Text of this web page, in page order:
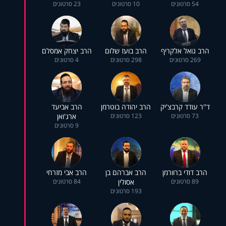
54 סרטונים 10 סרטונים 23 סרטונים
הרב גואל אלקריף
269 סרטונים
הרב בועז שלום
298 סרטונים
הרב יצחק אמסלם
4 סרטונים
ד''ר עודד קרבצ'יק
73 סרטונים
הרב יהודה בוטרמן
123 סרטונים
הרב אביעד
ארג'ואן
9 סרטונים
הרב דודי ברוורמן
89 סרטונים
הרב אברהם בן
אסולין
193 סרטונים
הרב אבי מזרחי
84 סרטונים